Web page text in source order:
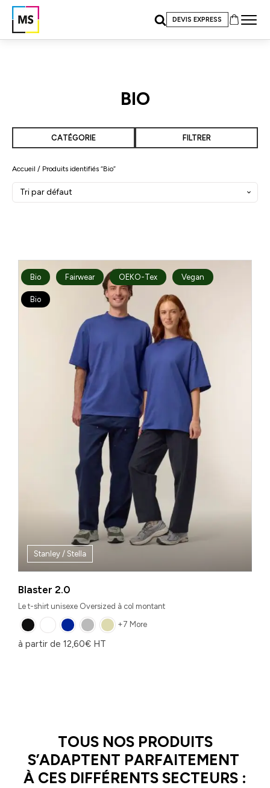
DEVIS EXPRESS
BIO
CATÉGORIE FILTRER
Accueil / Produits identifiés “Bio”
Bio Fairwear OEKO-Tex Vegan
Bio
Stanley / Stella
Blaster 2.0
Le t-shirt unisexe Oversized à col montant
+7 More
à partir de 12,60€ HT
TOUS NOS PRODUITS
S’ADAPTENT PARFAITEMENT
À CES DIFFÉRENTS SECTEURS :